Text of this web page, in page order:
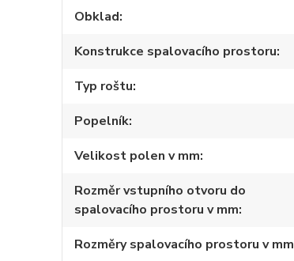
Obklad
Konstrukce spalovacího prostoru
Typ roštu
Popelník
Velikost polen v mm
Rozměr vstupního otvoru do
spalovacího prostoru v mm
Rozměry spalovacího prostoru v mm